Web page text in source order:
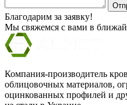
Благодарим за заявку!
Мы свяжемся с вами в
Компания-производитель
облицовочных материалов,
оцинкованных профилей и